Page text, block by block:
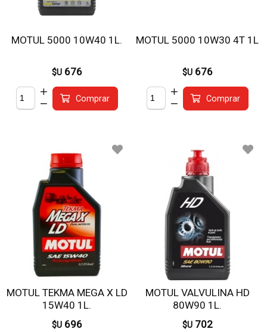
MOTUL 5000 10W40 1L.
$U 676
Comprar
MOTUL 5000 10W30 4T 1L
$U 676
Comprar
MOTUL TEKMA MEGA X LD
15W40 1L.
$U 696
MOTUL VALVULINA HD
80W90 1L.
$U 702